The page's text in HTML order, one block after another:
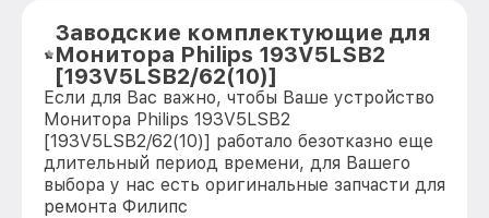
Заводские комплектующие для
Монитора Philips 193V5LSB2
[193V5LSB2/62(10)]
Если для Вас важно, чтобы Ваше устройство
Монитора Philips 193V5LSB2
[193V5LSB2/62(10)] работало безотказно еще
длительный период времени, для Вашего
выбора у нас есть оригинальные запчасти для
ремонта Филипс